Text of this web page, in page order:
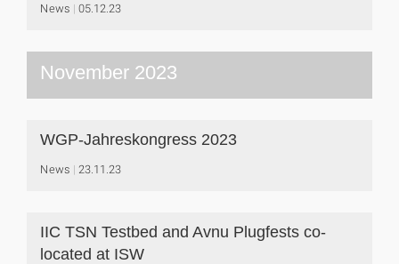
News 05.12.23
November 2023
WGP-Jahreskongress 2023
News 23.11.23
IIC TSN Testbed and Avnu Plugfests co-
located at ISW